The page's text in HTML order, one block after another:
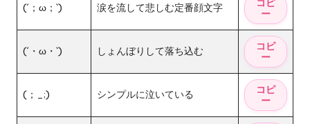
(´；ω；`) 涙を流して悲しむ定番顔文字
(´・ω・`) しょんぼりして落ち込む
(；_;) シンプルに泣いている